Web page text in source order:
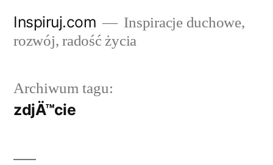
Inspiruj.com
Inspiracje duchowe,
rozwój, radość życia
Archiwum tagu:
zdjÄ™cie